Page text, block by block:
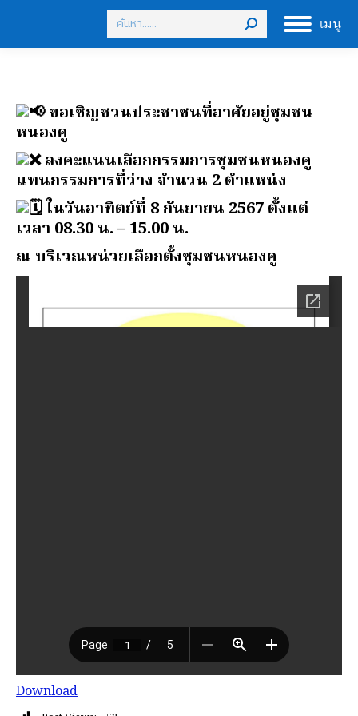
เมนู
Search:
ขอเชิญชวนประชาชนที่อาศัยอยู่ชุมชน
หนองคู
ลงคะแนนเลือกกรรมการชุมชนหนองคู
แทนกรรมการที่ว่าง จำนวน 2 ตำแหน่ง
ในวันอาทิตย์ที่ 8 กันยายน 2567 ตั้งแต่
เวลา 08.30 น. – 15.00 น.
ณ บริเวณหน่วยเลือกตั้งชุมชนหนองคู
Download